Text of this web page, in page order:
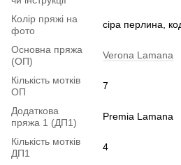
Колір пряжі на
фото
сіра перлина,
Основна пряжа
(ОП)
Verona Lamana
Кількість мотків
ОП
7
Додаткова
пряжа 1 (ДП1)
Premia Lamana
Кількість мотків
ДП1
4